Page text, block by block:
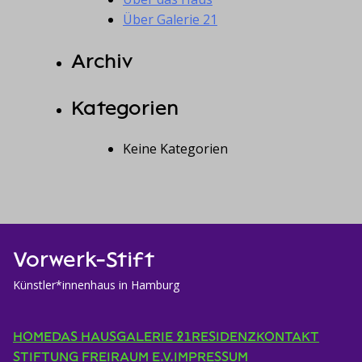
Über Galerie 21
Archiv
Kategorien
Keine Kategorien
Vorwerk-Stift
Künstler*innenhaus in Hamburg
HOMEDAS HAUSGALERIE 21RESIDENZKONTAKT
STIFTUNG FREIRAUM E.V.IMPRESSUM